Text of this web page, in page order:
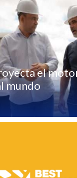
el
mundo